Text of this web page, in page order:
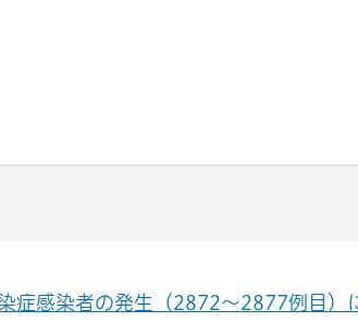
症感染者の発生（2872～2877例目